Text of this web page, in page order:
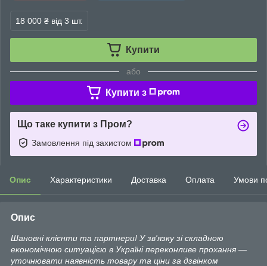
18 000 ₴ від 3 шт.
Купити
або
Купити з
Що таке купити з Пром?
Замовлення під захистом
Опис Характеристики Доставка Оплата Умови
Опис
Шановні клієнти та партнери! У зв'язку зі складною
економічною ситуацією в Україні переконливе прохання —
уточнювати наявність товару та ціни за дзвінком